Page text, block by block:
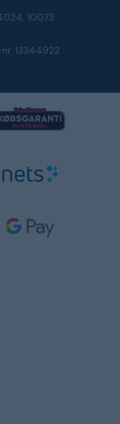
10073
13344922